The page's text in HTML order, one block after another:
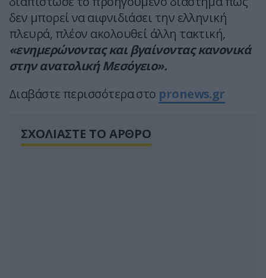
δεν μπορεί να αιφνιδιάσει την ελληνική
πλευρά, πλέον ακολουθεί άλλη τακτική,
«ενημερώνοντας και βγαίνοντας κανονικά
στην ανατολική Μεσόγειο».
Διαβάστε περισσότερα στο pronews.gr
ΣΧΟΛΙΑΣΤΕ ΤΟ ΑΡΘΡΟ